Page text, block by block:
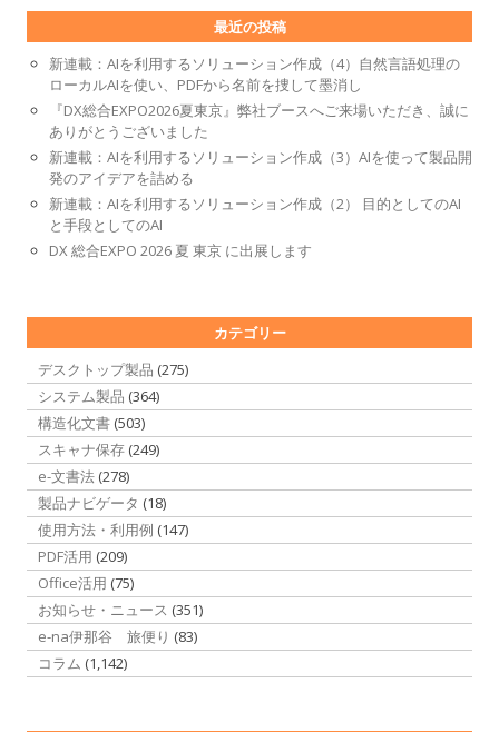
最近の投稿
新連載：AIを利用するソリューション作成（4）自然言語処理の
ローカルAIを使い、PDFから名前を捜して墨消し
『DX総合EXPO2026夏東京』弊社ブースへご来場いただき、誠に
ありがとうございました
新連載：AIを利用するソリューション作成（3）AIを使って製品開
発のアイデアを詰める
新連載：AIを利用するソリューション作成（2） 目的としてのAI
と手段としてのAI
DX 総合EXPO 2026 夏 東京 に出展します
カテゴリー
デスクトップ製品 (275)
システム製品 (364)
構造化文書 (503)
スキャナ保存 (249)
e-文書法 (278)
製品ナビゲータ (18)
使用方法・利用例 (147)
PDF活用 (209)
Office活用 (75)
お知らせ・ニュース (351)
e-na伊那谷 旅便り (83)
コラム (1,142)